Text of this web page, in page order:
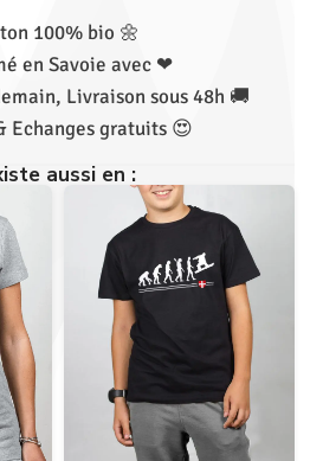
100% bio 🌼
en Savoie avec ❤
Livraison sous 48h 🚚
Echanges gratuits 😍
aussi en :